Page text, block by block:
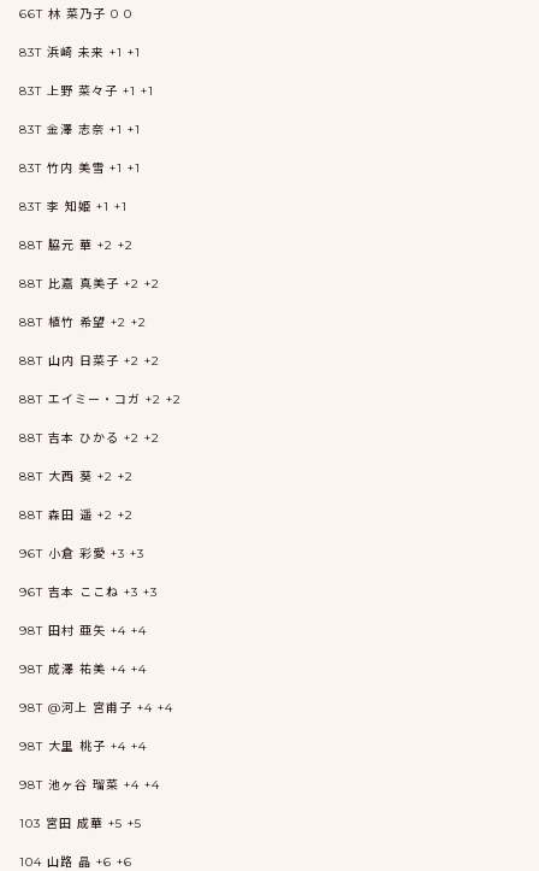
66T 林 菜乃子 0 0
83T 浜崎 未来 +1 +1
83T 上野 菜々子 +1 +1
83T 金澤 志奈 +1 +1
83T 竹内 美雪 +1 +1
83T 李 知姫 +1 +1
88T 脇元 華 +2 +2
88T 比嘉 真美子 +2 +2
88T 植竹 希望 +2 +2
88T 山内 日菜子 +2 +2
88T エイミー・コガ +2 +2
88T 吉本 ひかる +2 +2
88T 大西 葵 +2 +2
88T 森田 遥 +2 +2
96T 小倉 彩愛 +3 +3
96T 吉本 ここね +3 +3
98T 田村 亜矢 +4 +4
98T 成澤 祐美 +4 +4
98T @河上 宮甫子 +4 +4
98T 大里 桃子 +4 +4
98T 池ヶ谷 瑠菜 +4 +4
103 宮田 成華 +5 +5
104 山路 晶 +6 +6